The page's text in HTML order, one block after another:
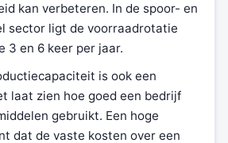
kan verbeteren. In de spoor- en
sector ligt de voorraadrotatie
3 en 6 keer per jaar.
is ook een
laat zien hoe goed een bedrijf
gebruikt. Een hoge
dat de vaste kosten over een